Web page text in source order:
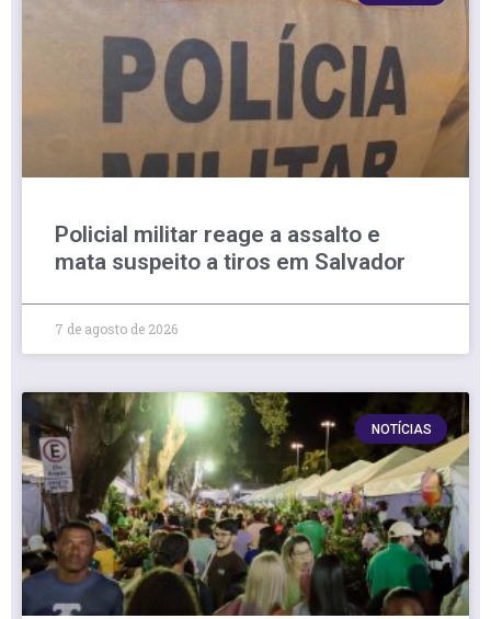
Policial militar reage a assalto e
mata suspeito a tiros em Salvador
7 de agosto de 2026
NOTÍCIAS